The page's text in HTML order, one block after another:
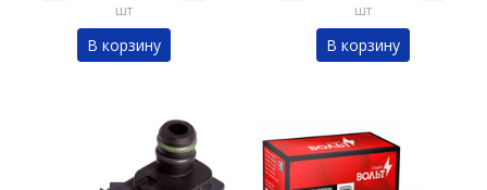
шт
В корзину
шт
В корзину